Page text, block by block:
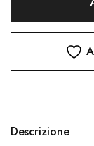
Descrizione